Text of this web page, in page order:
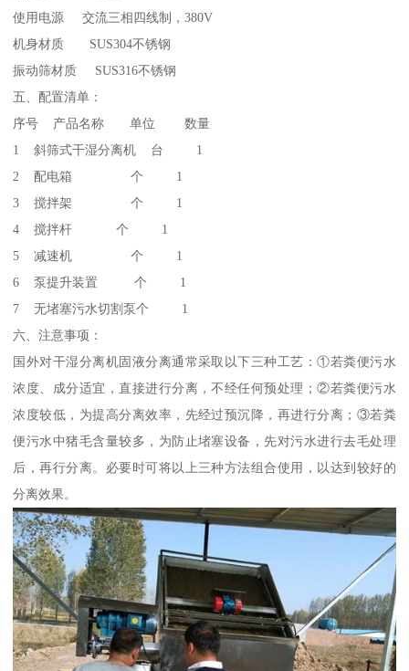
使用电源 交流三相四线制，380V
机身材质 SUS304不锈钢
振动筛材质 SUS316不锈钢
五、配置清单：
序号 产品名称 单位 数量
1 斜筛式干湿分离机 台 1
2 配电箱 个 1
3 搅拌架 个 1
4 搅拌杆 个 1
5 减速机 个 1
6 泵提升装置 个 1
7 无堵塞污水切割泵个 1
六、注意事项：
国外对干湿分离机固液分离通常采取以下三种工艺：①若粪便污水
浓度、成分适宜，直接进行分离，不经任何预处理；②若粪便污水
浓度较低，为提高分离效率，先经过预沉降，再进行分离；③若粪
便污水中猪毛含量较多，为防止堵塞设备，先对污水进行去毛处理
后，再行分离。必要时可将以上三种方法组合使用，以达到较好的
分离效果。